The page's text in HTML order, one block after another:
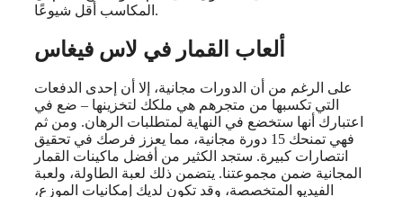
المكاسب أقل شيوعًا.
ألعاب القمار في لاس فيغاس
على الرغم من أن الدورات مجانية، إلا أن إحدى الدفعات
التي تكسبها من متجرهم هي ملكك لتخزينها – ضع في
اعتبارك أنها ستخضع في النهاية لمتطلبات الرهان. ومن ثم
فهي تمنحك 15 دورة مجانية، مما يعزز فرصك في تحقيق
انتصارات كبيرة. ستجد الكثير من أفضل ماكينات القمار
المجانية ضمن مجموعتنا. يتضمن ذلك لعبة الطاولة، ولعبة
الفيديو المتخصصة، وقد تكون لديك إمكانيات الموزع،